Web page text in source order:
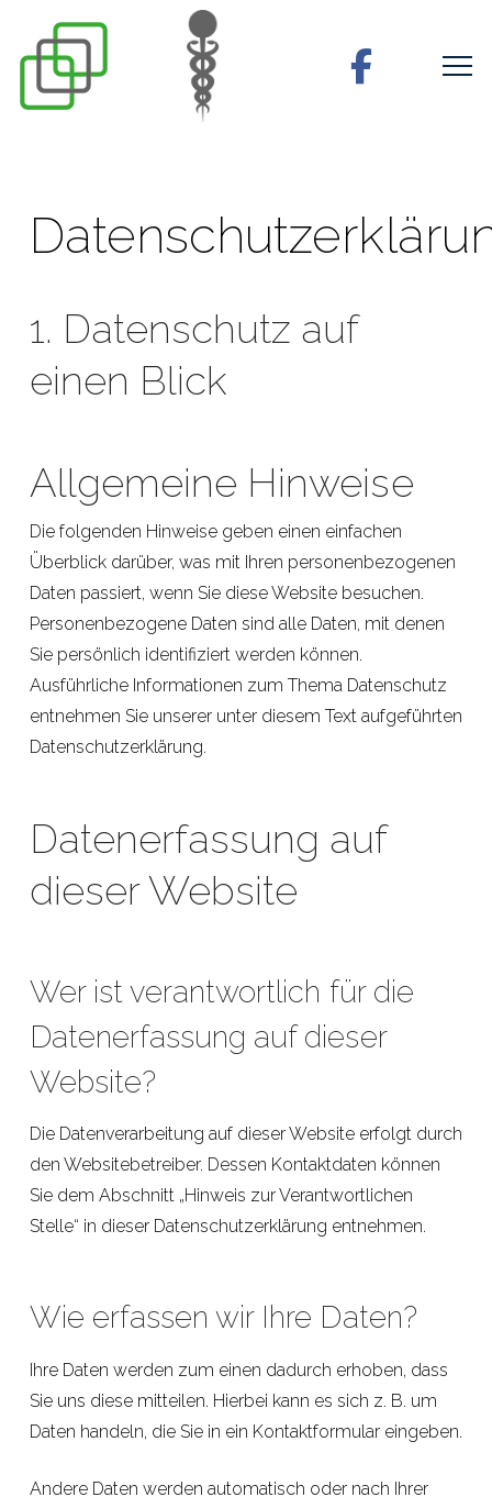
1. Datenschutz auf
einen Blick
Allgemeine Hinweise
Die folgenden Hinweise geben einen einfachen
Überblick darüber, was mit Ihren personenbezogenen
Daten passiert, wenn Sie diese Website besuchen.
Personenbezogene Daten sind alle Daten, mit denen
Sie persönlich identifiziert werden können.
Ausführliche Informationen zum Thema Datenschutz
entnehmen Sie unserer unter diesem Text aufgeführten
Datenschutzerklärung.
Datenerfassung auf
dieser Website
Wer ist verantwortlich für die
Datenerfassung auf dieser
Website?
Die Datenverarbeitung auf dieser Website erfolgt durch
den Websitebetreiber. Dessen Kontaktdaten können
Sie dem Abschnitt „Hinweis zur Verantwortlichen
Stelle“ in dieser Datenschutzerklärung entnehmen.
Wie erfassen wir Ihre Daten?
Ihre Daten werden zum einen dadurch erhoben, dass
Sie uns diese mitteilen. Hierbei kann es sich z. B. um
Daten handeln, die Sie in ein Kontaktformular eingeben.
Andere Daten werden automatisch oder nach Ihrer